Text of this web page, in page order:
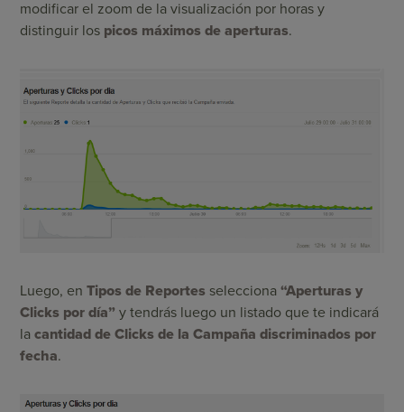
modificar el zoom de la visualización por horas y
distinguir los picos máximos de aperturas.
Luego, enTipos de Reportes selecciona“Aperturas y
Clicks por día” y tendrás luego un listado que te indicará
lacantidad de Clicks de la Campaña discriminados por
fecha.